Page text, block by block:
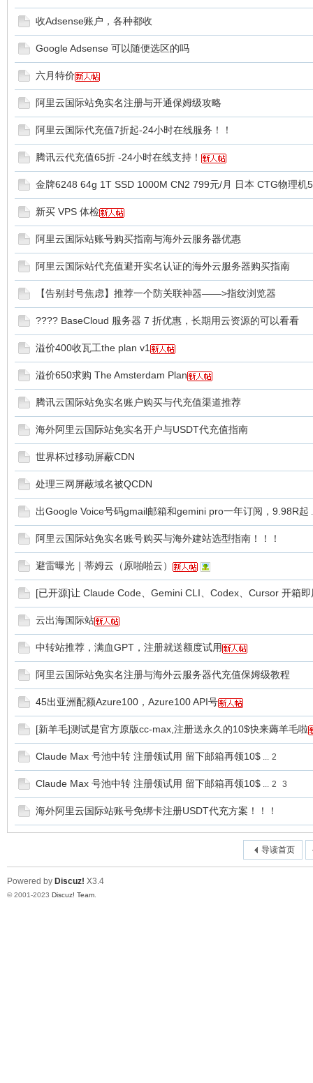
备
用
收Adsense账户，各种都收
Google Adsense 可以随便选区的吗
六月特价
阿里云国际站免实名注册与开通保姆级攻略
阿里云国际代充值7折起-24小时在线服务！！
腾讯云代充值65折 -24小时在线支持！
金牌6248 64g 1T SSD 1000M CN2 799元/月 日本 CTG物理机
新买 VPS 体检
阿里云国际站账号购买指南与海外云服务器优惠
阿里云国际站代充值避开实名认证的海外云服务器购买指南
【告别封号焦虑】推荐一个防关联神器——>指纹浏览器
???? BaseCloud 服务器 7 折优惠，长期用云资源的可以看看
溢价400收瓦工the plan v1
溢价650求购 The Amsterdam Plan
腾讯云国际站免实名账户购买与代充值渠道推荐
海外阿里云国际站免实名开户与USDT代充值指南
世界杯过移动屏蔽CDN
处理三网屏蔽域名被QCDN
出Google Voice号码gmail邮箱和gemini pro一年订阅，9.98R起
阿里云国际站免实名账号购买与海外建站选型指南！！！
避雷曝光｜蒂姆云（原啪啪云）
[已开源]让 Claude Code、Gemini CLI、Codex、Cursor 开箱
云出海国际站
中转站推荐，满血GPT，注册就送额度试用
阿里云国际站免实名注册与海外云服务器代充值保姆级教程
45出亚洲配额Azure100，Azure100 API号
[新羊毛]测试是官方原版cc-max,注册送永久的10$快来薅羊毛啦
Claude Max 号池中转 注册领试用 留下邮箱再领10$ ... 2
Claude Max 号池中转 注册领试用 留下邮箱再领10$ ... 2 3
海外阿里云国际站账号免绑卡注册USDT代充方案！！！
导读首页
Powered by Discuz! X3.4
© 2001-2023 Discuz! Team